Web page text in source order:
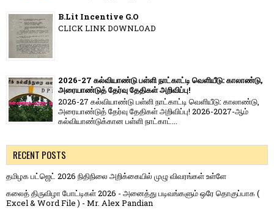
B.Lit Incentive G.O
CLICK LINK DOWNLOAD
2026-27 கல்வியாண்டு பள்ளி நாட்காட்டி வெளியீடு: காலாண்டு,
அரையாண்டுத் தேர்வு தேதிகள் அறிவிப்பு!
2026-27 கல்வியாண்டு பள்ளி நாட்காட்டி வெளியீடு: காலாண்டு,
அரையாண்டுத் தேர்வு தேதிகள் அறிவிப்பு! 2026-2027-ஆம்
கல்வியாண்டுக்கான பள்ளி நாட்காட்...
RECENT POSTS
தமிழக பட்ஜெட் 2026 நிதிநிலை அறிக்கையில் முழு விவரங்கள் உள்ளே
கலைத் திருவிழா போட்டிகள் 2026 - அனைத்து படிவங்களும் ஒரே தொகுப்பாக (
Excel & Word File ) - Mr. Alex Pandian